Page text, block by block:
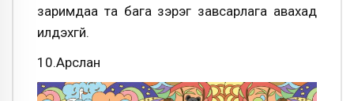
заримдаа та бага зэрэг завсарлага авахад
илүүдэхгүй.
10.Арслан